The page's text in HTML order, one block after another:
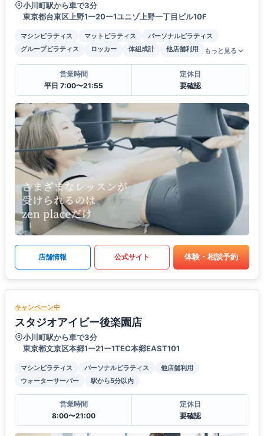
小川町駅から車で3分
東京都台東区上野1ー20ー1ユニゾ上野一丁目ビル10F
マシンピラティス マットピラティス
パーソナルピラティス
グループピラティス
ロッカー 体組成計 他店舗利用 もっと見る
営業時間
平日 7:00〜21:55
定休日
要確認
店舗情報 公式サイト 体験・相談予約
キャンペーン中
スタジオアイビー後楽園店
小川町駅から車で3分
東京都文京区本郷1ー21ー1TEC本郷EAST101
マシンピラティス パーソナルピラティス
他店舗利用
ウォーターサーバー
駅から5分以内
営業時間
8:00〜21:00
定休日
要確認